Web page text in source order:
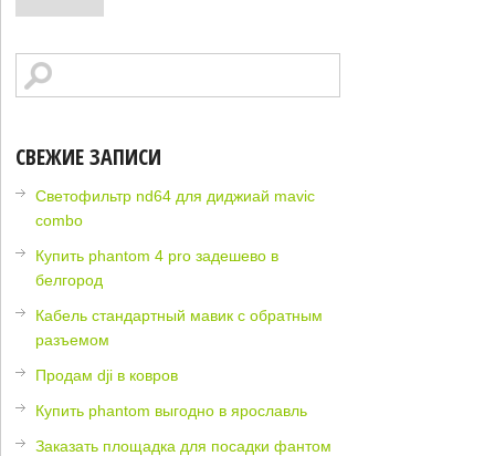
СВЕЖИЕ ЗАПИСИ
Светофильтр nd64 для диджиай mavic
combo
Купить phantom 4 pro задешево в
белгород
Кабель стандартный мавик с обратным
разъемом
Продам dji в ковров
Купить phantom выгодно в ярославль
Заказать площадка для посадки фантом